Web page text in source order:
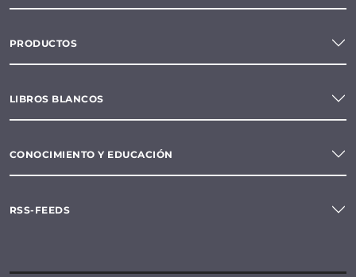
PRODUCTOS
LIBROS BLANCOS
CONOCIMIENTO Y EDUCACIÓN
RSS-FEEDS